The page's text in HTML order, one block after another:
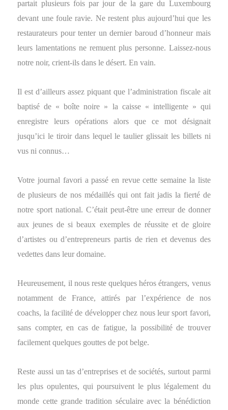
partait plusieurs fois par jour de la gare du Luxembourg
devant une foule ravie. Ne restent plus aujourd’hui que les
restaurateurs pour tenter un dernier baroud d’honneur mais
leurs lamentations ne remuent plus personne. Laissez-nous
notre noir, crient-ils dans le désert. En vain.
Il est d’ailleurs assez piquant que l’administration fiscale ait
baptisé de « boîte noire » la caisse « intelligente » qui
enregistre leurs opérations alors que ce mot désignait
jusqu’ici le tiroir dans lequel le taulier glissait les billets ni
vus ni connus…
Votre journal favori a passé en revue cette semaine la liste
de plusieurs de nos médaillés qui ont fait jadis la fierté de
notre sport national. C’était peut-être une erreur de donner
aux jeunes de si beaux exemples de réussite et de gloire
d’artistes ou d’entrepreneurs partis de rien et devenus des
vedettes dans leur domaine.
Heureusement, il nous reste quelques héros étrangers, venus
notamment de France, attirés par l’expérience de nos
coachs, la facilité de développer chez nous leur sport favori,
sans compter, en cas de fatigue, la possibilité de trouver
facilement quelques gouttes de pot belge.
Reste aussi un tas d’entreprises et de sociétés, surtout parmi
les plus opulentes, qui poursuivent le plus légalement du
monde cette grande tradition séculaire avec la bénédiction